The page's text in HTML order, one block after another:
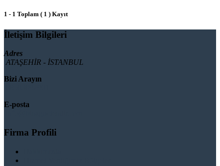
1 - 1 Toplam ( 1 ) Kayıt
İletişim Bilgileri
Adres
ATAŞEHİR - İSTANBUL
Bizi Arayın
E-posta
Firma Profili